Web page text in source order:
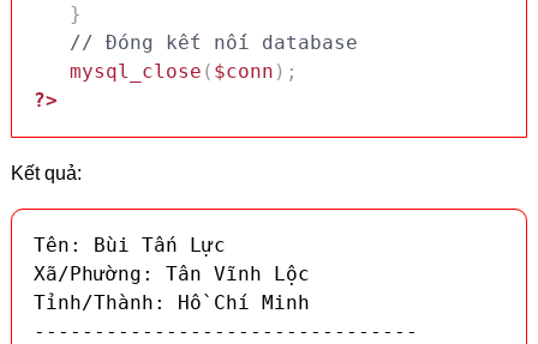
}
// Đóng kết nối database
mysql_close ( $conn ) ;
?>
Kết quả:
Tên: Bùi Tấn Lực
Xã/Phường: Tân Vĩnh Lộc
Tỉnh/Thành: Hồ Chí Minh
--------------------------------